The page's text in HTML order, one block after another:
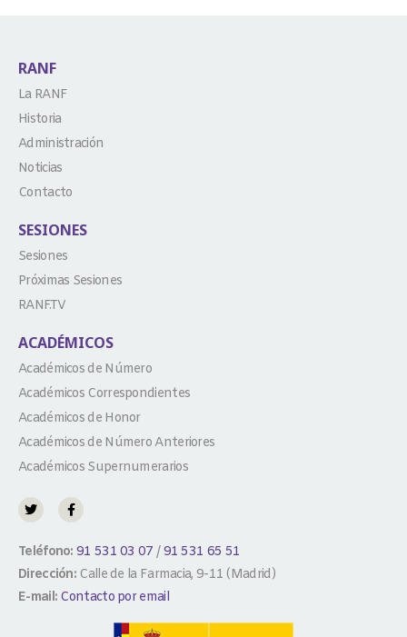
RANF
La RANF
Historia
Administración
Noticias
Contacto
SESIONES
Sesiones
Próximas Sesiones
RANF.TV
ACADÉMICOS
Académicos de Número
Académicos Correspondientes
Académicos de Honor
Académicos de Número Anteriores
Académicos Supernumerarios
Teléfono: 91 531 03 07 /91 531 65 51
Dirección: Calle de la Farmacia, 9-11 (Madrid)
E-mail: Contacto por email